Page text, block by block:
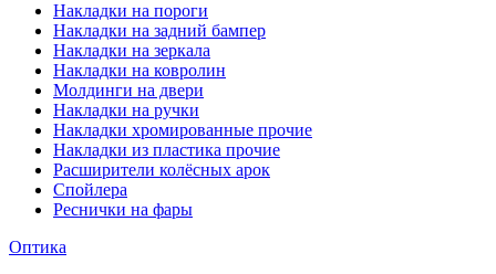
Накладки на пороги
Накладки на задний бампер
Накладки на зеркала
Накладки на ковролин
Молдинги на двери
Накладки на ручки
Накладки хромированные прочие
Накладки из пластика прочие
Расширители колёсных арок
Спойлера
Реснички на фары
Оптика